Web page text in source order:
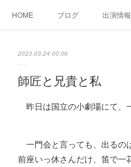
HOME ブログ 出演情報
2023.03.24 00:06
師匠と兄貴と私
昨日は国立の小劇場にて、
一門会と言っても、出るの
前座いっ休さんだけ、笛で一